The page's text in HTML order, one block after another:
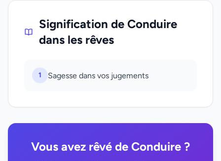
Signification de Conduire
dans les rêves
1 Sagesse dans vos jugements
Vous avez rêvé de Conduire ?